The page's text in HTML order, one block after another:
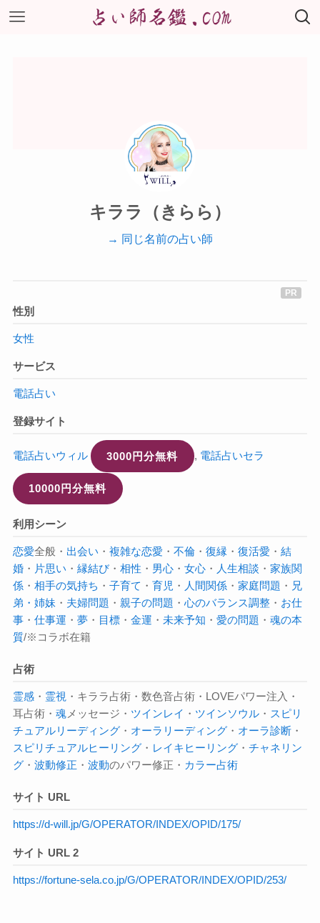
キララ（きらら）
→ 同じ名前の占い師
性別
女性
サービス
電話占い
登録サイト
電話占いウィル 3000円分無料 , 電話占いセラ
10000円分無料
利用シーン
恋愛全般・ 出会い ・ 複雑な恋愛 ・ 不倫・ 復縁 ・ 復活愛 ・ 結
婚・ 片思い ・ 縁結び・ 相性 ・ 男心・ 女心・ 人生相談 ・ 家族関
係・ 相手の気持ち ・ 子育て ・ 育児 ・ 人間関係・ 家庭問題 ・ 兄
弟・姉妹 ・ 夫婦問題 ・ 親子の問題 ・ 心のバランス調整・ お仕
事・ 仕事運 ・ 夢・ 目標・ 金運 ・ 未来予知 ・ 愛の問題 ・ 魂の本
質/※コラボ在籍
占術
霊感・ 霊視 ・キララ占術・数色音占術・LOVEパワー注入・
耳占術・ 魂メッセージ・ ツインレイ ・ ツインソウル・ スピリ
チュアルリーディング・ オーラ リーディング・ オーラ診断・
スピリチュアルヒーリング・ レイキヒーリング・ チャネリン
グ・ 波動修正 ・ 波動のパワー修正・ カラー占術
サイト URL
https://d-will.jp/G/OPERATOR/INDEX/OPID/175/
サイト URL 2
https://fortune-sela.co.jp/G/OPERATOR/INDEX/OPID/253/